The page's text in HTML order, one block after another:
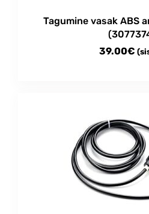
Tagumine vasak ABS
39.00€